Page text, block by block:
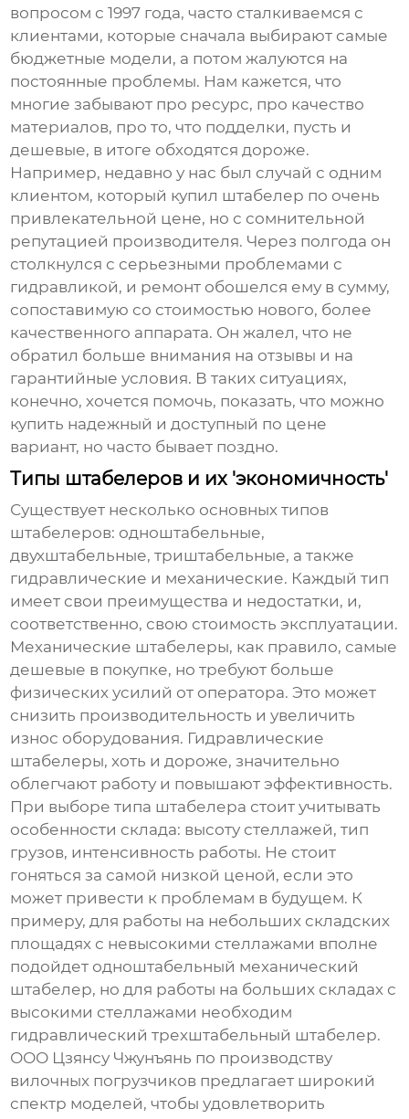
вопросом с 1997 года, часто сталкиваемся с
клиентами, которые сначала выбирают самые
бюджетные модели, а потом жалуются на
постоянные проблемы. Нам кажется, что
многие забывают про ресурс, про качество
материалов, про то, что подделки, пусть и
дешевые, в итоге обходятся дороже.
Например, недавно у нас был случай с одним
клиентом, который купил штабелер по очень
привлекательной цене, но с сомнительной
репутацией производителя. Через полгода он
столкнулся с серьезными проблемами с
гидравликой, и ремонт обошелся ему в сумму,
сопоставимую со стоимостью нового, более
качественного аппарата. Он жалел, что не
обратил больше внимания на отзывы и на
гарантийные условия. В таких ситуациях,
конечно, хочется помочь, показать, что можно
купить надежный и доступный по цене
вариант, но часто бывает поздно.
Типы штабелеров и их 'экономичность'
Существует несколько основных типов
штабелеров: одноштабельные,
двухштабельные, триштабельные, а также
гидравлические и механические. Каждый тип
имеет свои преимущества и недостатки, и,
соответственно, свою стоимость эксплуатации.
Механические штабелеры, как правило, самые
дешевые в покупке, но требуют больше
физических усилий от оператора. Это может
снизить производительность и увеличить
износ оборудования. Гидравлические
штабелеры, хоть и дороже, значительно
облегчают работу и повышают эффективность.
При выборе типа штабелера стоит учитывать
особенности склада: высоту стеллажей, тип
грузов, интенсивность работы. Не стоит
гоняться за самой низкой ценой, если это
может привести к проблемам в будущем. К
примеру, для работы на небольших складских
площадях с невысокими стеллажами вполне
подойдет одноштабельный механический
штабелер, но для работы на больших складах с
высокими стеллажами необходим
гидравлический трехштабельный штабелер.
ООО Цзянсу Чжунъянь по производству
вилочных погрузчиков предлагает широкий
спектр моделей, чтобы удовлетворить